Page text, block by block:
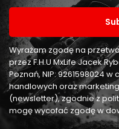
Wyrażam zgodę na
przez F.H.U MxLife Jacek
Poznań, NIP: 9261598024
handlowych oraz
(newsletter), zgodnie z
mogę wycofać zgodę w